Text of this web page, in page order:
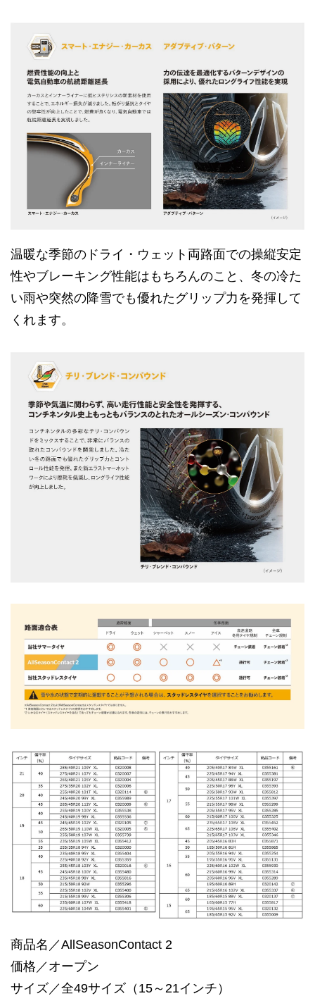
温暖な季節のドライ・ウェット両路面での操縦安定
性やブレーキング性能はもちろんのこと、冬の冷た
い雨や突然の降雪でも優れたグリップ力を発揮して
くれます。
商品名／AllSeasonContact 2
価格／オープン
サイズ／全49サイズ（15～21インチ）